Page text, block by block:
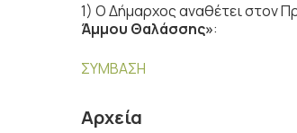
1) Ο Δήμαρχος αναθέτει στον
Άμμου Θαλάσσης»:
ΣΥΜΒΑΣΗ
Αρχεία